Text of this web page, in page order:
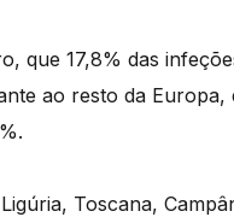
que 17,8% das
ao resto da
Toscana,